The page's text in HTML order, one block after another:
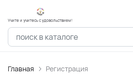
Учите и учитесь с удовольствием!
Главная Регистрация